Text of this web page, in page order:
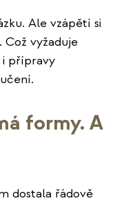
Ale vzápětí si
Což vyžaduje
i přípravy
formy. A
dostala řádově